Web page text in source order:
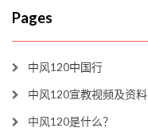
Pages
中风120中国行
中风120宣教视频及资料
中风120是什么？